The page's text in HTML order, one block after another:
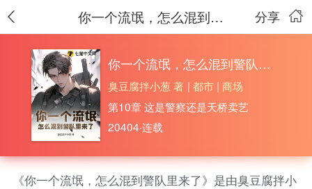
分享
你一个流氓，怎么混到警队里来了
你一个流氓，怎么混到警队里来了
臭豆腐拌小葱 著 | 都市 | 商场
第10章 这是警察还是天桥卖艺
20404·连载
《你一个流氓，怎么混到警队里来了》是由臭豆腐拌小